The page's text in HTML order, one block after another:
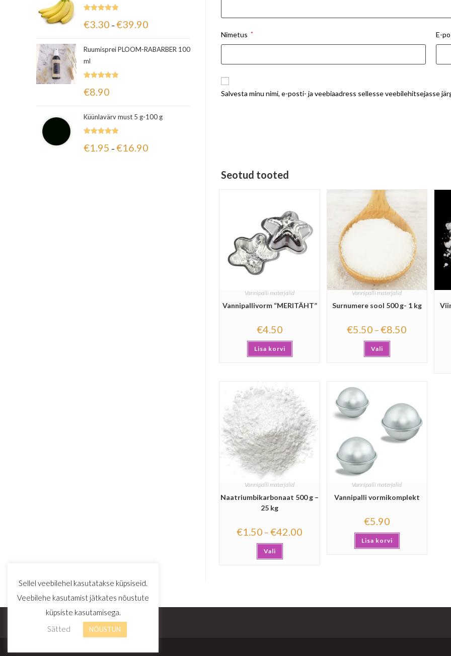
Nimetus * E-
Salvesta minu nimi, e-posti- ja veebiaadress sellesse veebilehitsejasse
Seotud tooted
Vannipalli materjalid
Vannipallivorm “MERITÄHT”
€4.50
Lisa korvi
Vannipalli materjalid
Surnumere sool 500 g- 1 kg
€5.50 –€8.50
Vali
Vannipalli materjalid
Naatriumbikarbonaat 500 g –
25 kg
€1.50 –€42.00
Vali
Vannipalli materjalid
Vannipalli vormikomplekt
€5.90
Lisa korvi
5.00/ 5
€3.30 –€39.90
Ruumisprei PLOOM-RABARBER 100
ml
5.00/ 5
€8.90
Küünlavärv must 5 g-100 g
5.00/ 5
€1.95 –€16.90
Sellel veebilehel kasutatakse küpsiseid.
Veebilehe kasutamist jätkates nõustute
küpsiste kasutamisega.
Sätted
NÕUSTUN